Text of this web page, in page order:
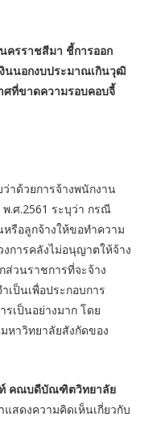
รราชสีมา ชี้การออก
งินนอกงบประมาณเกินวุฒิ
ศที่ขาดความรอบคอบจี้
าด้วยการจ้างพนักงาน
.ศ.2561 ระบุว่า กรณี
รือลูกจ้างให้ขอทำความ
การคลังไม่อนุญาตให้จ้าง
วนราชการที่จะจ้าง
เป็นเพื่อประกอบการ
เป็นอย่างมาก โดย
หาวิทยาลัยสังกัดของ
คณบดีบัณฑิตวิทยาลัย
แสดงความคิดเห็นเกี่ยวกับ